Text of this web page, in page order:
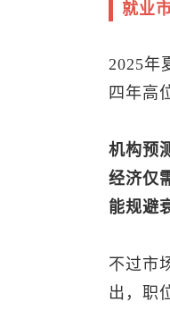
就业
2025年
四年高
机构预
经济仅
能规避
不过市
出，职